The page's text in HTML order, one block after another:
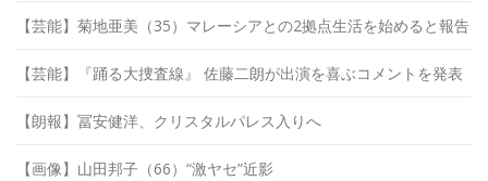
【芸能】菊地亜美（35）マレーシアとの2拠点生活を始めると報告
【芸能】『踊る大捜査線』 佐藤二朗が出演を喜ぶコメントを発表
【朗報】冨安健洋、クリスタルパレス入りへ
【画像】山田邦子（66）“激ヤセ”近影